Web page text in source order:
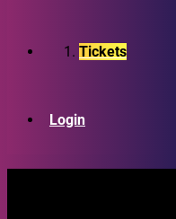
Tickets
Login